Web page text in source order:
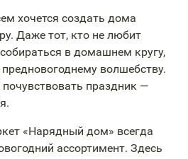
хочется создать дома
Даже тот, кто не любит
в домашнем кругу,
волшебству.
праздник —
«Нарядный дом» всегда
ассортимент. Здесь